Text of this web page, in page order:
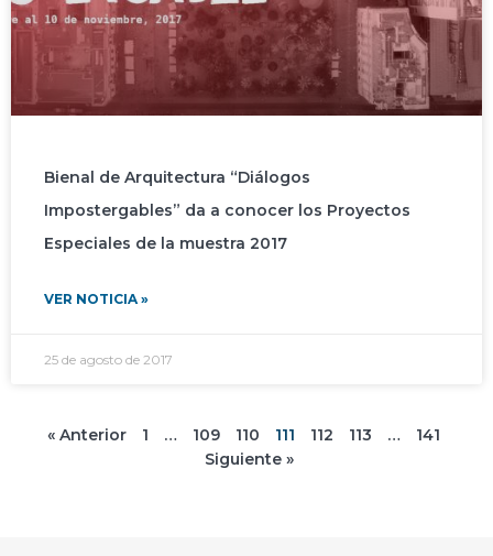
Bienal de Arquitectura “Diálogos
Impostergables” da a conocer los Proyectos
Especiales de la muestra 2017
VER NOTICIA »
25 de agosto de 2017
« Anterior 1 … 109 110 111 112 113 …
141
Siguiente »